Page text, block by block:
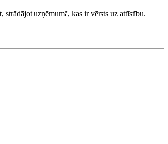
uzņēmumā, kas ir vērsts uz attīstību.